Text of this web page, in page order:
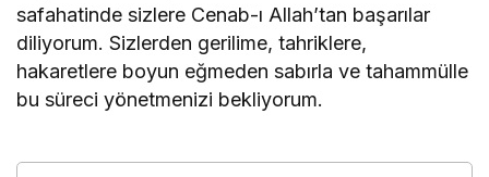
safahatinde sizlere Cenab-ı Allah’tan başarılar
diliyorum. Sizlerden gerilime, tahriklere,
hakaretlere boyun eğmeden sabırla ve tahammülle
bu süreci yönetmenizi bekliyorum.